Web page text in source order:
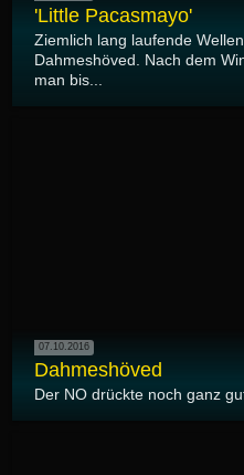
'Little Pacasmayo'
Ziemlich lang laufende
Dahmeshöved. Nach dem
man bis...
07.10.2016
Dahmeshöved
Der NO drückte noch ganz